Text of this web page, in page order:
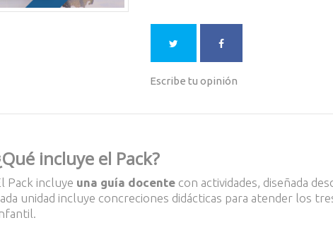
Escribe tu opinión
incluye el Pack?
Pack incluye una guía docente con actividades, diseñada
unidad incluye concreciones didácticas para atender los